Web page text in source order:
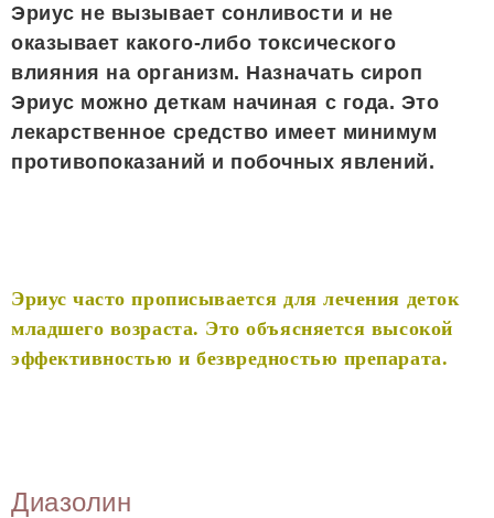
Эриус не вызывает сонливости и не
оказывает какого-либо токсического
влияния на организм. Назначать сироп
Эриус можно деткам начиная с года. Это
лекарственное средство имеет минимум
противопоказаний и побочных явлений.
Эриус часто прописывается для лечения деток
младшего возраста. Это объясняется высокой
эффективностью и безвредностью препарата.
Диазолин